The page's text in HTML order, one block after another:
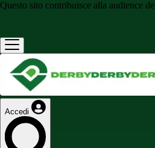
Questo sito contribuisce alla audience de
Accedi